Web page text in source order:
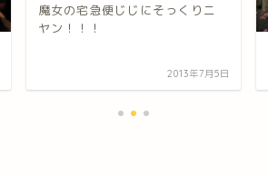
魔女の宅急便じじにそっくりニ
ヤン！！！
2013年7月5日